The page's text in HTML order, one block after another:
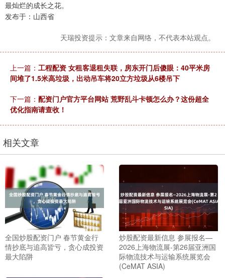
最灿烂的成长之花。
发布于：山西省
天瑞投资提示：文章来自网络，不代表本站观点。
上一篇： 工程配资 女租客退租失联，房东开门后傻眼：40平米房
间堆了1.5米高垃圾，出动吊车将20立方垃圾从6楼吊下
下一篇： 配资门户官方平台网站 荒野乱斗卡顿怎么办？这份超全
优化指南请查收！
相关文章
全国炒股配资门户 春节黄金行
情抄底与追高皆亏，贪心成投资
最大陷阱
炒股配资最新信息 参展报名—
2026上海物流展-第26届亚洲国
际物流技术与运输系统展览会
(CeMAT ASIA)